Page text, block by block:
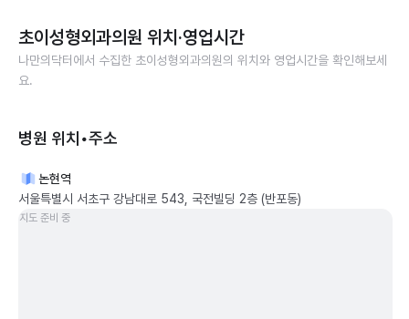
초이성형외과의원 위치·영업시간
나만의닥터에서 수집한 초이성형외과의원의 위치와 영업시간을 확인해보세
요.
병원 위치•주소
논현역
서울특별시 서초구 강남대로 543, 국전빌딩 2층 (반포동)
지도 준비 중